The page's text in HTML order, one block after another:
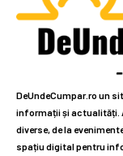
DeUndeCumpar.ro un
informații și actualități.
diverse, de la
spațiu digital pentru